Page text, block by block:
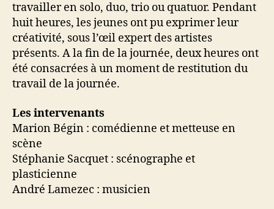
travailler en solo, duo, trio ou quatuor. Pendant
huit heures, les jeunes ont pu exprimer leur
créativité, sous l’œil expert des artistes
présents. A la fin de la journée, deux heures ont
été consacrées à un moment de restitution du
travail de la journée.
Les intervenants
Marion Bégin : comédienne et metteuse en
scène
Stéphanie Sacquet : scénographe et
plasticienne
André Lamezec : musicien